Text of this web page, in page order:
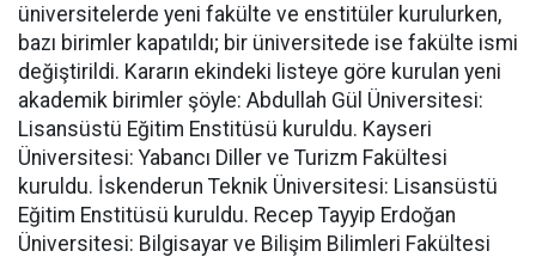
üniversitelerde yeni fakülte ve enstitüler kurulurken,
bazı birimler kapatıldı; bir üniversitede ise fakülte ismi
değiştirildi. Kararın ekindeki listeye göre kurulan yeni
akademik birimler şöyle: Abdullah Gül Üniversitesi:
Lisansüstü Eğitim Enstitüsü kuruldu. Kayseri
Üniversitesi: Yabancı Diller ve Turizm Fakültesi
kuruldu. İskenderun Teknik Üniversitesi: Lisansüstü
Eğitim Enstitüsü kuruldu. Recep Tayyip Erdoğan
Üniversitesi: Bilgisayar ve Bilişim Bilimleri Fakültesi